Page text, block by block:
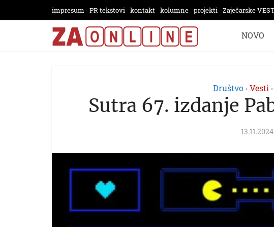
impresum PR tekstovi kontakt kolumne projekti Zaječarske
NOVO
Društvo • Vesti •
Sutra 67. izdanje